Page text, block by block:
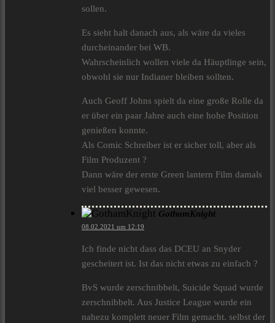
sollen.
Es sieht halt danach aus, als wäre da vieles
durcheinander bei WB.
Wahrscheinlich wollen viele da Häuptlinge sein,
obwohl sie nur Indianer bleiben sollten.
Auch Geoff Johns spielt da eine große Rolle da
er über ein paar Jahre auch eine hohe Position
genießen konnte.
Als Comic Schreiber ist er sicher toll, aber als
Film Produzent ?
Dann wäre der erste Green lantern Film damals
viel besser gewesen.
GothamKnight
08.02.2021 um 12:19
Ich finde nicht dass das DCEU an Snyder
gescheitert ist. Ist das nicht etwas zu einfach ?
BvS wurde zerschnibbelt, Suicide Squad wurde
zerschnibbelt. Aus Justice League wurde ein
nahezu komplett neuer Film gemacht. selbst der